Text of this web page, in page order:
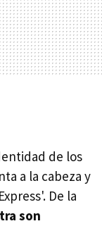
de los
a la cabeza y
De la
son